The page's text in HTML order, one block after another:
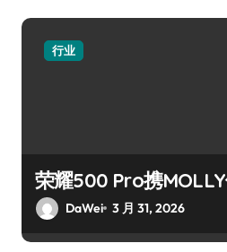
行业
荣耀500 Pro携
DaWei 3 月 31, 2026